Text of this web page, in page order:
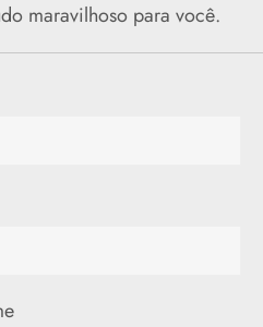
maravilhoso para você.